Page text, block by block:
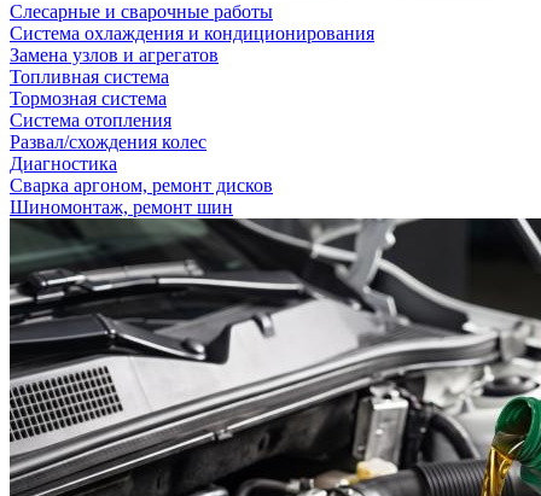
Слесарные и сварочные работы
Система охлаждения и кондиционирования
Замена узлов и агрегатов
Топливная система
Тормозная система
Система отопления
Развал/схождения колес
Диагностика
Сварка аргоном, ремонт дисков
Шиномонтаж, ремонт шин